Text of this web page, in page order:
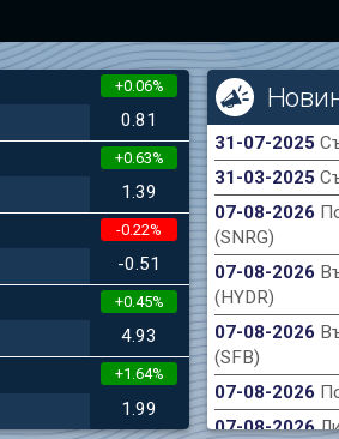
Българска фондова борса публикува
дружеството към 30.06.2026 г.
+0.06%
0.81
+0.63%
1.39
-0.22%
-0.51
+0.45%
4.93
+1.64%
1.99
31-07-2025
31-03-2025
07-08-2026
(SNRG)
07-08-2026
(HYDR)
07-08-2026
(SFB)
07-08-2026
07-08-2026